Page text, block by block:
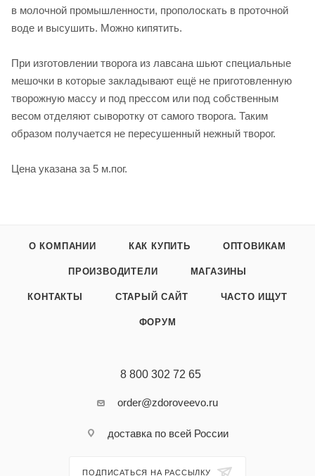
в молочной промышленности, прополоскать в проточной
воде и высушить. Можно кипятить.
При изготовлении творога из лавсана шьют специальные
мешочки в которые закладывают ещё не приготовленную
творожную массу и под прессом или под собственным
весом отделяют сыворотку от самого творога. Таким
образом получается не пересушенный нежный творог.
Цена указана за 5 м.пог.
О КОМПАНИИ КАК КУПИТЬ ОПТОВИКАМ
ПРОИЗВОДИТЕЛИ МАГАЗИНЫ
КОНТАКТЫ СТАРЫЙ САЙТ ЧАСТО ИЩУТ
ФОРУМ
8 800 302 72 65
order@zdoroveevo.ru
доставка по всей России
ПОДПИСАТЬСЯ НА РАССЫЛКУ